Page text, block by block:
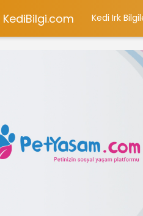
KediBilgi.com Kedi Irk